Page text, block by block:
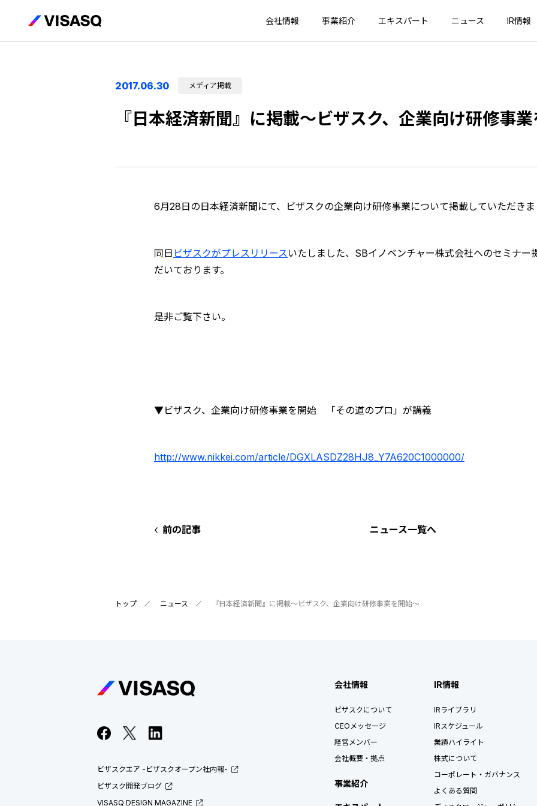
会社情報 事業紹介 エキスパート ニュース IR情報
2017.06.30 メディア掲載
『日本経済新聞』に掲載〜ビザスク、企業向け研修事
6月28日の日本経済新聞にて、ビザスクの企業向け研修事業について掲載していただき
同日 ビザスクがプレスリリースいたしました、SBイノベンチャー株式会社へのセミナー
だいております。
是非ご覧下さい。
▼ビザスク、企業向け研修事業を開始 「その道のプロ」が講義
http://www.nikkei.com/article/DGXLASDZ28HJ8_Y7A620C1000000/
前の記事 ニュース一覧へ
トップ ニュース 『日本経済新聞』に掲載〜ビザスク、企業向け研修事業を開始〜
会社情報
ビザスクについて
CEOメッセージ
経営メンバー
会社概要・拠点
事業紹介
IR情報
IRライブラリ
IRスケジュール
業績ハイライト
株式について
コーポレート・ガバナンス
よくある質問
ビザスクエア -ビザスクオープン社内報-
ビザスク開発ブログ
VISASQ DESIGN MAGAZINE